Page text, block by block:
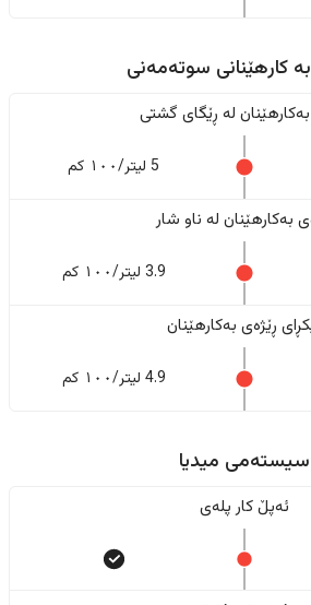
کارهێنانی سوتەمەنی
له ڕێگای گشتی
5 لیتر/١٠٠ کم
بەکارهێنان له ناو شار
3.9 لیتر/١٠٠ کم
ڕێژەى بەکارهێنان
4.9 لیتر/١٠٠ کم
سیستەمی میدیا
ئەپڵ کار پلەی